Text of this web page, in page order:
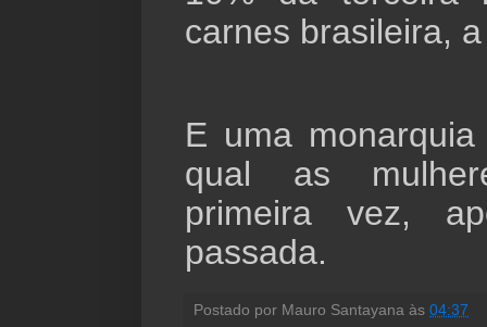
carnes brasileira,
E uma
qual as
primeira vez,
passada.
Postado por Mauro Santayana às 04:37